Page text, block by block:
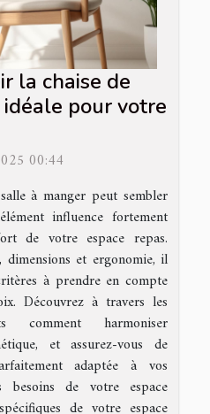
la chaise de
pour votre
00:44
à manger peut sembler
influence fortement
de votre espace repas.
dimensions et ergonomie, il
à prendre en compte
Découvrez à travers les
comment harmoniser
et assurez-vous de
adaptée à vos
besoins de votre espace
de votre espace